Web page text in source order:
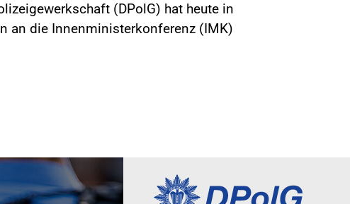
(DPolG) hat heute in
an die Innenministerkonferenz (IMK)